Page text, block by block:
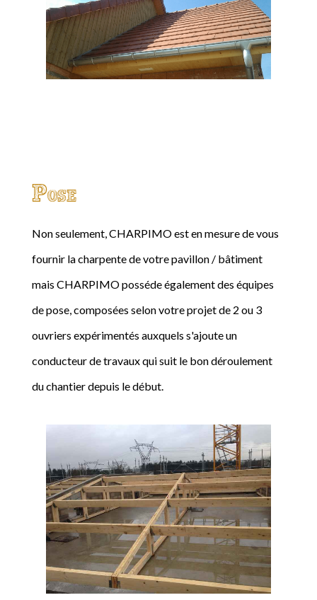
Pose
Non seulement, CHARPIMO est en mesure de vous
fournir la charpente de votre pavillon / bâtiment
mais CHARPIMO posséde également des équipes
de pose, composées selon votre projet de 2 ou 3
ouvriers expérimentés auxquels s'ajoute un
conducteur de travaux qui suit le bon déroulement
du chantier depuis le début.